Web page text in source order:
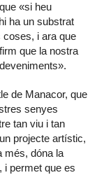
«si heu
ha un substrat
coses, i ara que
que la nostra
de Manacor, que
senyes
tan viu i tan
projecte artístic,
més, dóna la
i permet que es